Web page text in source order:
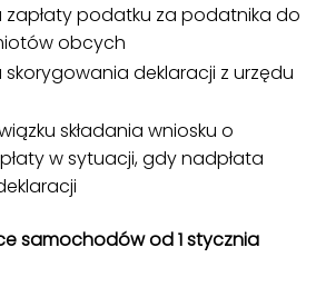
zapłaty podatku za podatnika do
obcych
skorygowania deklaracji z urzędu
składania wniosku o
w sytuacji, gdy nadpłata
samochodów od 1 stycznia